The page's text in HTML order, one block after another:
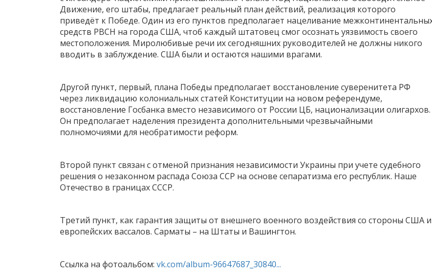
Движение, его штабы, предлагает реальный план действий, реализация которого
приведёт к Победе. Один из его пунктов предполагает нацеливание
средств РВСН на города США, чтоб каждый штатовец смог осознать уязвимость своего
местоположения. Миролюбивые речи их сегодняшних руководителей не должны никого
вводить в заблуждение. США были и остаются нашими врагами.
Другой пункт, первый, плана Победы предполагает восстановление суверенитета РФ
через ликвидацию колониальных статей Конституции на новом референдуме,
восстановление Госбанка вместо независимого от России ЦБ, национализации олигархов.
Он предполагает наделения президента дополнительными чрезвычайными
полномочиями для необратимости реформ.
Второй пункт связан с отменой признания независимости Украины при учете судебного
решения о незаконном распада Союза ССР на основе сепаратизма его республик. Наше
Отечество в границах СССР.
Третий пункт, как гарантия защиты от внешнего военного воздействия со стороны США и
европейских вассалов. Сарматы – на Штаты и Вашингтон.
Ссылка на фотоальбом: vk.com/album-96647687_30840...